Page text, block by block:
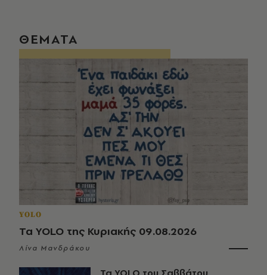
ΘΕΜΑΤΑ
YOLO
Τα YOLO της Κυριακής 09.08.2026
Λίνα Μανδράκου